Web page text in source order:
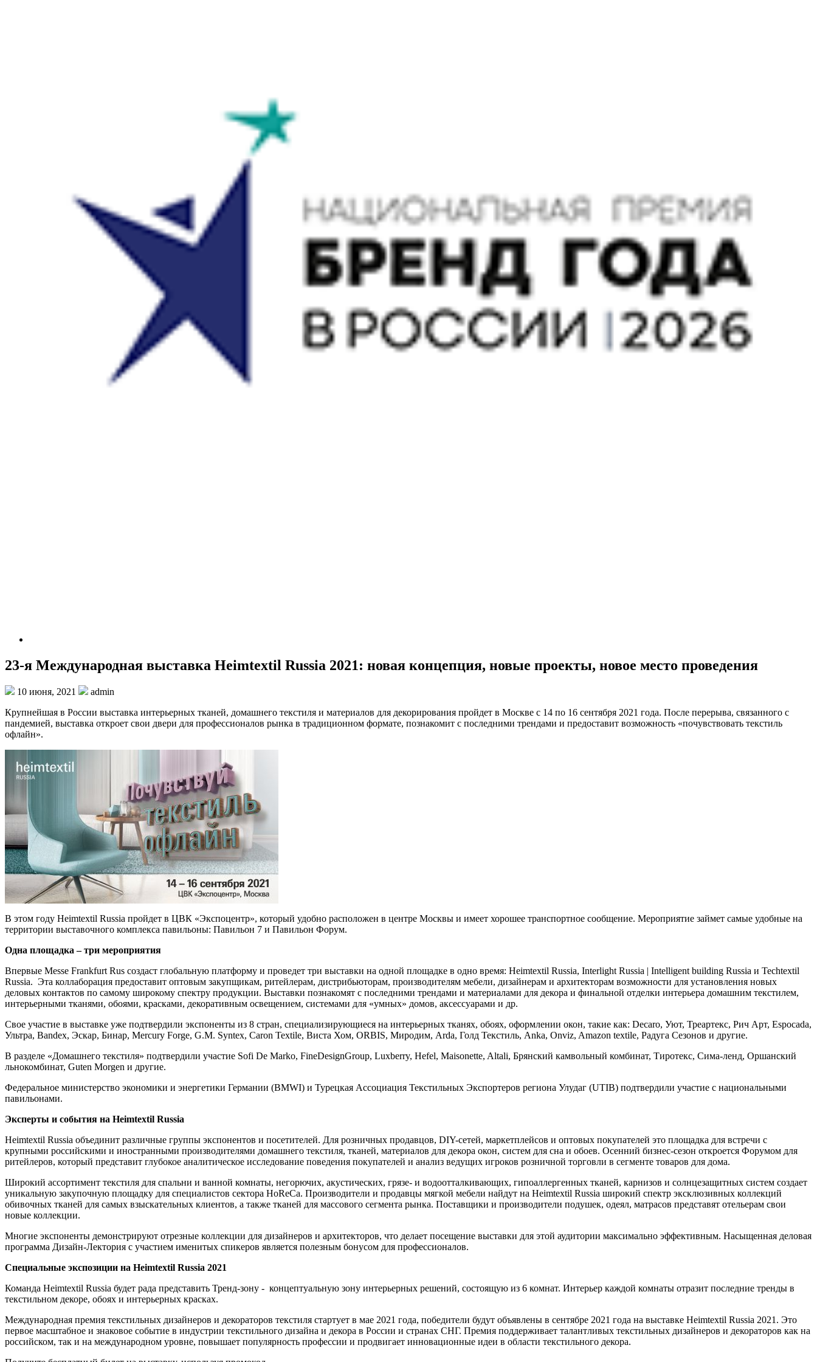
23-я Международная выставка Heimtextil Russia 2021: новая концепция, новые проекты, новое место проведения
10 июня, 2021
admin
Крупнейшая в России выставка интерьерных тканей, домашнего текстиля и материалов для декорирования пройдет в Москве с 14 по 16 сентября 2021 года. После перерыва, связанного с
пандемией, выставка откроет свои двери для профессионалов рынка в традиционном формате, познакомит с последними трендами и предоставит возможность «почувствовать текстиль
офлайн».
В этом году Heimtextil Russia пройдет в ЦВК «Экспоцентр», который удобно расположен в центре Москвы и имеет хорошее транспортное сообщение. Мероприятие займет самые удобные на
территории выставочного комплекса павильоны: Павильон 7 и Павильон Форум.
Одна площадка – три мероприятия
Впервые Messe Frankfurt Rus создаст глобальную платформу и проведет три выставки на одной площадке в одно время: Heimtextil Russia, Interlight Russia | Intelligent building Russia и Techtextil
Russia. Эта коллаборация предоставит оптовым закупщикам, ритейлерам, дистрибьюторам, производителям мебели, дизайнерам и архитекторам возможности для установления новых
деловых контактов по самому широкому спектру продукции. Выставки познакомят с последними трендами и материалами для декора и финальной отделки интерьера домашним текстилем,
интерьерными тканями, обоями, красками, декоративным освещением, системами для «умных» домов, аксессуарами и др.
Свое участие в выставке уже подтвердили экспоненты из 8 стран, специализирующиеся на интерьерных тканях, обоях, оформлении окон, такие как: Decaro, Уют, Треартекс, Рич Арт, Espocada,
Ультра, Bandex, Эскар, Бинар, Mercury Forge, G.M. Syntex, Caron Textile, Виста Хом, ORBIS, Миродим, Arda, Голд Текстиль, Anka, Onviz, Amazon textile, Радуга Сезонов и другие.
В разделе «Домашнего текстиля» подтвердили участие Sofi De Marko, FineDesignGroup, Luxberry, Hefel, Maisonette, Altali, Брянский камвольный комбинат, Тиротекс, Сима-ленд, Оршанский
льнокомбинат, Guten Morgen и другие.
Федеральное министерство экономики и энергетики Германии (BMWI) и Турецкая Ассоциация Текстильных Экспортеров региона Улудаг (UTIB) подтвердили участие с национальными
павильонами.
Эксперты и события на Heimtextil Russia
Heimtextil Russia объединит различные группы экспонентов и посетителей. Для розничных продавцов, DIY-сетей, маркетплейсов и оптовых покупателей это площадка для встречи с
крупными российскими и иностранными производителями домашнего текстиля, тканей, материалов для декора окон, систем для сна и обоев. Осенний бизнес-сезон откроется Форумом для
ритейлеров, который представит глубокое аналитическое исследование поведения покупателей и анализ ведущих игроков розничной торговли в сегменте товаров для дома.
Широкий ассортимент текстиля для спальни и ванной комнаты, негорючих, акустических, грязе- и водоотталкивающих, гипоаллергенных тканей, карнизов и солнцезащитных систем создает
уникальную закупочную площадку для специалистов сектора HoReCa. Производители и продавцы мягкой мебели найдут на Heimtextil Russia широкий спектр эксклюзивных коллекций
обивочных тканей для самых взыскательных клиентов, а также тканей для массового сегмента рынка. Поставщики и производители подушек, одеял, матрасов представят отельерам свои
новые коллекции.
Многие экспоненты демонстрируют отрезные коллекции для дизайнеров и архитекторов, что делает посещение выставки для этой аудитории максимально эффективным. Насыщенная деловая
программа Дизайн-Лектория с участием именитых спикеров является полезным бонусом для профессионалов.
Специальные экспозиции на Heimtextil Russia 2021
Команда Heimtextil Russia будет рада представить Тренд-зону - концептуальную зону интерьерных решений, состоящую из 6 комнат. Интерьер каждой комнаты отразит последние тренды в
текстильном декоре, обоях и интерьерных красках.
Международная премия текстильных дизайнеров и декораторов текстиля стартует в мае 2021 года, победители будут объявлены в сентябре 2021 года на выставке Heimtextil Russia 2021. Это
первое масштабное и знаковое событие в индустрии текстильного дизайна и декора в России и странах СНГ. Премия поддерживает талантливых текстильных дизайнеров и декораторов как на
российском, так и на международном уровне, повышает популярность профессии и продвигает инновационные идеи в области текстильного декора.